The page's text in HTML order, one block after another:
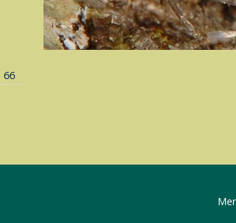
66